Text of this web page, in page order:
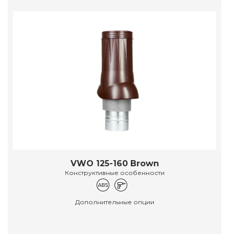
VWO 125-160 Brown
Конструктивные особенности
Дополнительные опции